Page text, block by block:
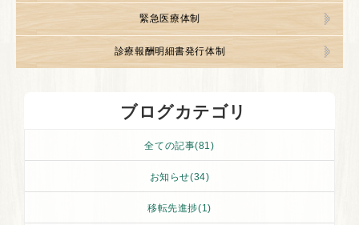
緊急医療体制
診療報酬明細書発行体制
ブログカテゴリ
全ての記事(81)
お知らせ(34)
移転先進捗(1)